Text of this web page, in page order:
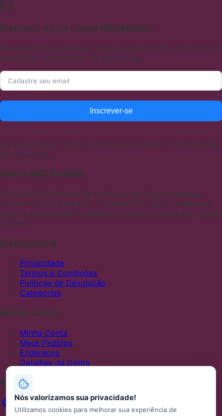
Inscreva-se na nossa Newsletter!
Receba ofertas incríveis, cupons de desconto exclusivos e
novidades diretamente no seu e-mail.
Inscrever-se
Ao se inscrever, você concorda em receber comunicações
de nossa loja.
Sobre ABC Fraldas
Somos distribuidores de produtos de higiene pessoal,
fraldas infantis e adultas. Trabalhamos com as melhores
marcas para garantir qualidade e preços justos aos nossos
clientes
Institucional
Privacidade
Termos e Condições
Políticas de Devolução
Categorias
Minha Conta
Minha Conta
Meus Pedidos
Endereços
Detalhes da Conta
Redes Sociais
Nós valorizamos sua privacidade!
Utilizamos cookies para melhorar sua experiência de